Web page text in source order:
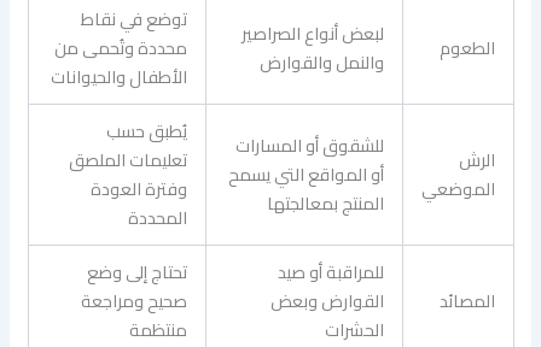
الطعوم
لبعض أنواع الصراصير
والنمل والقوارض
توضع في نقاط
محددة وتُحمى من
الأطفال والحيوانات
الرش
الموضعي
للشقوق أو المسارات
أو المواقع التي يسمح
المنتج بمعالجتها
يُطبق حسب
تعليمات الملصق
وفترة العودة
المحددة
المصائد
للمراقبة أو صيد
القوارض وبعض
الحشرات
تحتاج إلى وضع
صحيح ومراجعة
منتظمة